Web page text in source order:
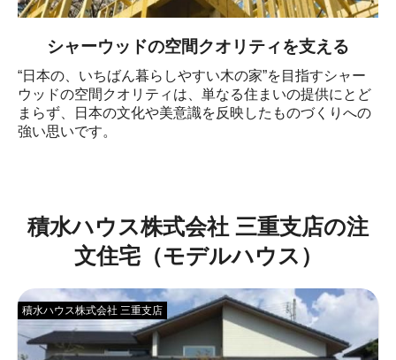
シャーウッドの空間クオリティを支える
“日本の、いちばん暮らしやすい木の家”を目指すシャー
ウッドの空間クオリティは、単なる住まいの提供にとど
まらず、日本の文化や美意識を反映したものづくりへの
強い思いです。
積水ハウス株式会社 三重支店の注
文住宅（モデルハウス）
積水ハウス株式会社 三重支店